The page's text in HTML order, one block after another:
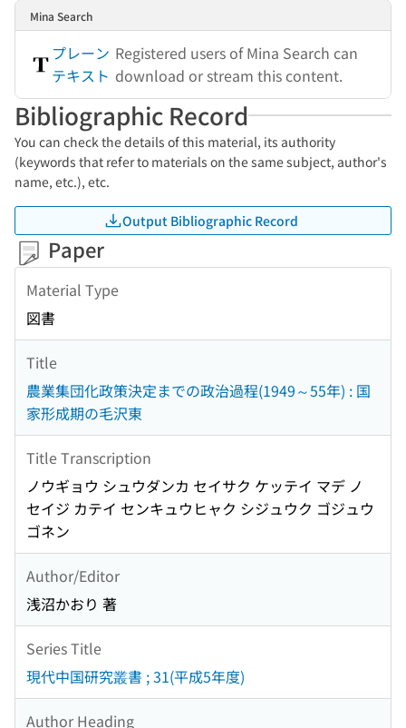
Mina Search
プレーン
テキスト
Registered users of Mina Search can
download or stream this content.
Bibliographic Record
You can check the details of this material, its authority
(keywords that refer to materials on the same subject, author's
name, etc.), etc.
Output Bibliographic Record
Paper
Material Type
図書
Title
農業集団化政策決定までの政治過程(1949～55年) : 国
家形成期の毛沢東
Title Transcription
ノウギョウ シュウダンカ セイサク ケッテイ マデ ノ
セイジ カテイ センキュウヒャク シジュウク ゴジュウ
ゴネン
Author/Editor
浅沼かおり 著
Series Title
現代中国研究叢書 ; 31(平成5年度)
Author Heading